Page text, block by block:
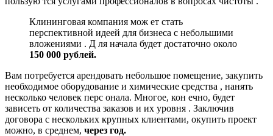
Клининговая компания мож ет стать
перспективной идеей для бизнеса с небольшими
вложениями . Д ля начала будет достаточно около
150 000 рублей.
Вам потребуется арендовать небольшое помещение, закупить
необходимое оборудование и химические средства , нанять
несколько человек перс онала. Многое, кон ечно, будет
зависеть от количества заказов и их уровня . Заключив
договора с нескольких крупных клиентами, окупить проект
можно, в среднем, через год.